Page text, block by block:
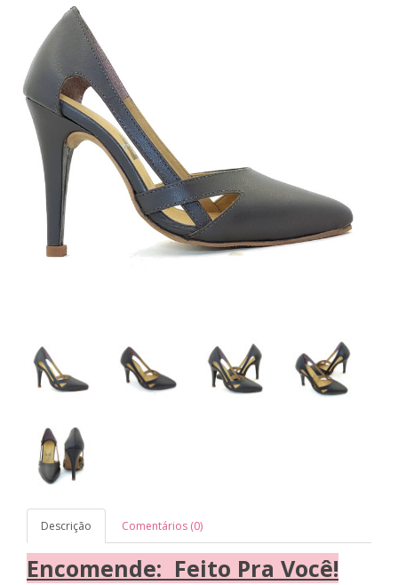
Descrição Comentários (0)
Encomende: Feito Pra Você!